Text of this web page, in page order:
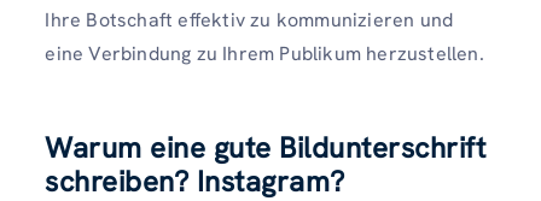
Ihre Botschaft effektiv zu kommunizieren und
eine Verbindung zu Ihrem Publikum herzustellen.
Warum eine gute Bildunterschrift
schreiben? Instagram?